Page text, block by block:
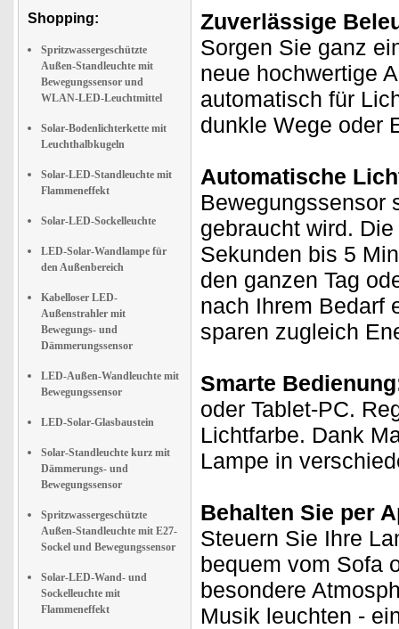
Shopping:
Spritzwassergeschützte
Außen-Standleuchte mit
Bewegungssensor und
WLAN-LED-Leuchtmittel
Solar-Bodenlichterkette mit
Leuchthalbkugeln
Solar-LED-Standleuchte mit
Flammeneffekt
Solar-LED-Sockelleuchte
LED-Solar-Wandlampe für
den Außenbereich
Kabelloser LED-
Außenstrahler mit
Bewegungs- und
Dämmerungssensor
LED-Außen-Wandleuchte mit
Bewegungssensor
LED-Solar-Glasbaustein
Solar-Standleuchte kurz mit
Dämmerungs- und
Bewegungssensor
Spritzwassergeschützte
Außen-Standleuchte mit E27-
Sockel und Bewegungssensor
Solar-LED-Wand- und
Sockelleuchte mit
Flammeneffekt
Zuverlässige
Sorgen Sie ganz
neue hochwertige
automatisch für
dunkle Wege oder
Automatische
Bewegungssensor
gebraucht wird.
Sekunden bis 5
den ganzen Tag
nach Ihrem Bedarf
sparen zugleich
Smarte
oder Tablet-PC.
Lichtfarbe. Dank
Lampe in
Behalten Sie per
Steuern Sie Ihre
bequem vom Sofa
besondere
Musik leuchten -